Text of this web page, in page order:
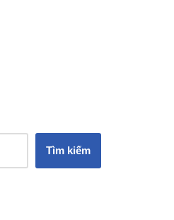
Tìm kiếm